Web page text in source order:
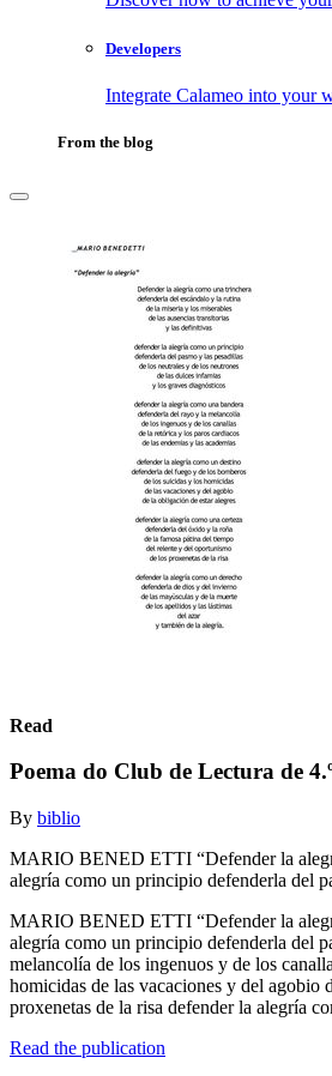
Developers
Integrate Calameo into your
From the blog
Read
Poema do Club de Lectura de
By biblio
MARIO BENED ETTI “Defender la
alegría como un principio defenderla del
MARIO BENED ETTI “Defender la
alegría como un principio defenderla del
melancolía de los ingenuos y de los
homicidas de las vacaciones y del agobio
proxenetas de la risa defender la alegría
Read the publication